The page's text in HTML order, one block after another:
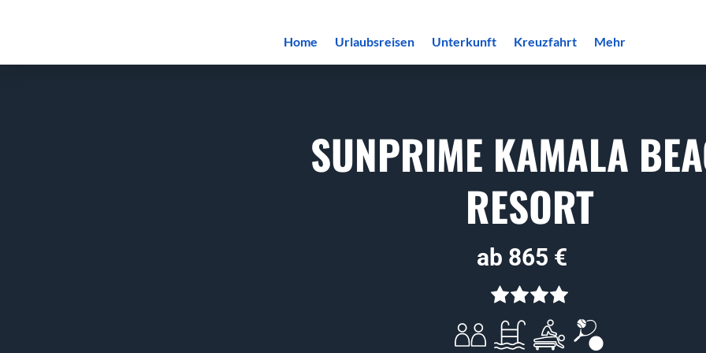
Home Urlaubsreisen Unterkunft Kreuzfahrt Mehr
SUNPRIME KAMALA
RESORT
ab 865 €